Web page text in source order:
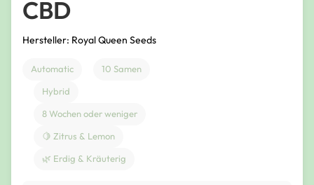
CBD
Hersteller: Royal Queen Seeds
Automatic
10 Samen
Hybrid
8 Wochen oder weniger
🍋 Zitrus & Lemon
🌿 Erdig & Kräuterig